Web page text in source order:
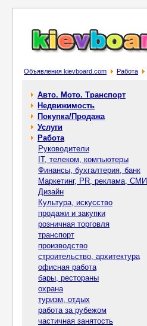
Объявления kievboard.com Работа
Авто. Мото. Транспорт
Недвижимость
Покупка/Продажа
Услуги
Работа
Руководители
IT, телеком, компьютеры
Финансы, бухгалтерия, банк
Маркетинг, PR, реклама, СМИ
Дизайн
Культура, искусство
продажи и закупки
розничная торговля
транспорт
производство
строительство, архитектура
офисная работа
бары, рестораны
охрана
туризм, отдых
работа за рубежом
частичная занятость